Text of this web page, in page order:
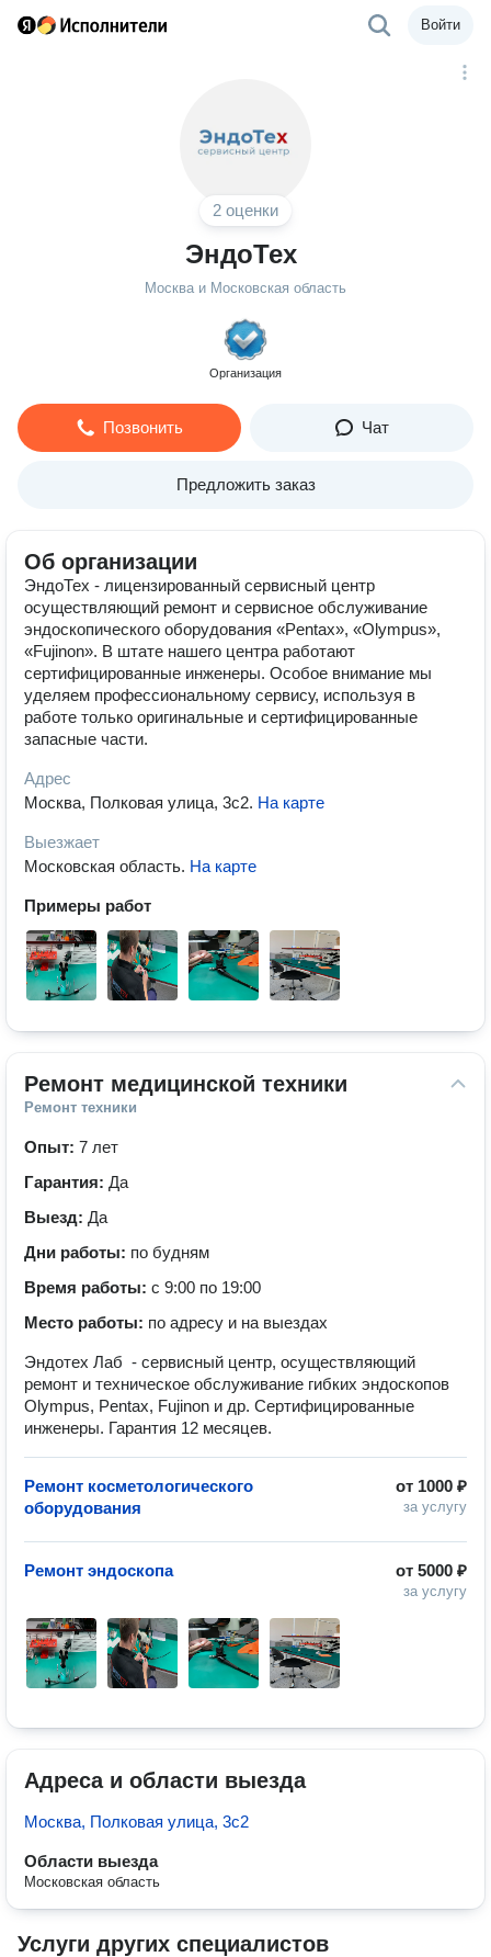
Войти
2 оценки
ЭндоТех
Москва и Московская область
Организация
Позвонить Чат
Предложить заказ
Об организации
ЭндоТех - лицензированный сервисный центр
осуществляющий ремонт и сервисное обслуживание
эндоскопического оборудования «Pentax», «Olympus»,
«Fujinon». В штате нашего центра работают
сертифицированные инженеры. Особое внимание мы
уделяем профессиональному сервису, используя в
работе только оригинальные и сертифицированные
запасные части.
Адрес
Москва, Полковая улица, 3с2. На карте
Выезжает
Московская область. На карте
Примеры работ
Ремонт медицинской техники
Ремонт техники
Опыт: 7 лет
Гарантия: Да
Выезд: Да
Дни работы: по будням
Время работы: с 9:00 по 19:00
Место работы: по адресу и на выездах
Эндотех Лаб - сервисный центр, осуществляющий
ремонт и техническое обслуживание гибких эндоскопов
Olympus, Pentax, Fujinon и др. Сертифицированные
инженеры. Гарантия 12 месяцев.
от 1000 ₽
за услугу
Ремонт косметологического
оборудования
от 5000 ₽
за услугу
Ремонт эндоскопа
Адреса и области выезда
Москва, Полковая улица, 3с2
Области выезда
Московская область
Услуги других специалистов